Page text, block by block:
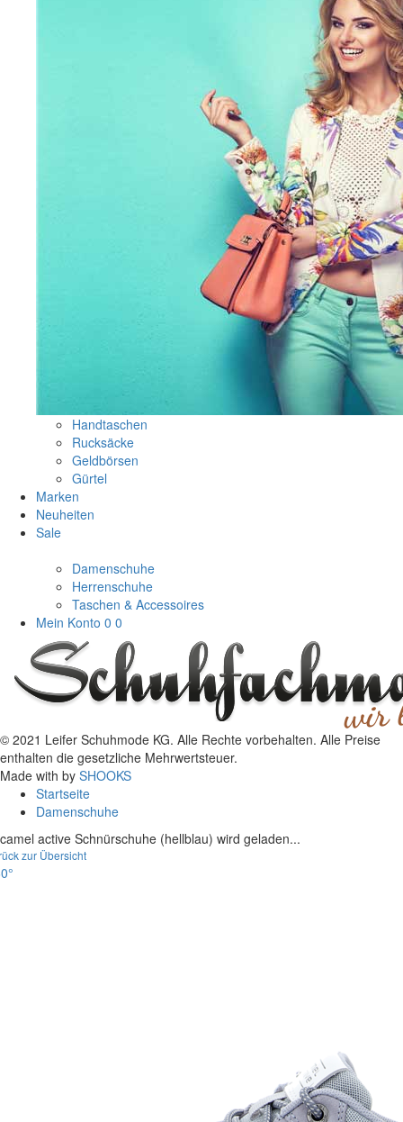
Handtaschen
Rucksäcke
Geldbörsen
Gürtel
Marken
Neuheiten
Sale
Damenschuhe
Herrenschuhe
Taschen & Accessoires
Mein Konto 0 0
© 2021 Leifer Schuhmode KG. Alle Rechte vorbehalten. Alle Preise
enthalten die gesetzliche Mehrwertsteuer.
Made with by SHOOKS
Startseite
Damenschuhe
camel active Schnürschuhe (hellblau) wird geladen...
zur Übersicht